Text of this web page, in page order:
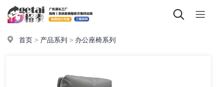
首页 > 产品系列 > 办公座椅系列